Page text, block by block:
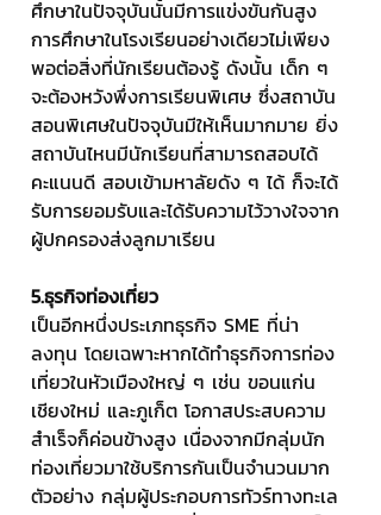
ศึกษาในปัจจุบันนั้นมีการแข่งขันกันสูง
การศึกษาในโรงเรียนอย่างเดียวไม่เพียง
พอต่อสิ่งที่นักเรียนต้องรู้ ดังนั้น เด็ก ๆ
จะต้องหวังพึ่งการเรียนพิเศษ ซึ่งสถาบัน
สอนพิเศษในปัจจุบันมีให้เห็นมากมาย ยิ่ง
สถาบันไหนมีนักเรียนที่สามารถสอบได้
คะแนนดี สอบเข้ามหาลัยดัง ๆ ได้ ก็จะได้
รับการยอมรับและได้รับความไว้วางใจจาก
ผู้ปกครองส่งลูกมาเรียน
5.ธุรกิจท่องเที่ยว
เป็นอีกหนึ่งประเภทธุรกิจ SME ที่น่า
ลงทุน โดยเฉพาะหากได้ทำธุรกิจการท่อง
เที่ยวในหัวเมืองใหญ่ ๆ เช่น ขอนแก่น
เชียงใหม่ และภูเก็ต โอกาสประสบความ
สำเร็จก็ค่อนข้างสูง เนื่องจากมีกลุ่มนัก
ท่องเที่ยวมาใช้บริการกันเป็นจำนวนมาก
ตัวอย่าง กลุ่มผู้ประกอบการทัวร์ทางทะเล